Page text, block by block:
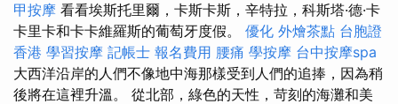
甲按摩 看看埃斯托里爾，卡斯卡斯，辛特拉，科斯塔·德·卡
卡里卡和卡卡維羅斯的葡萄牙度假。 優化 外燴茶點 台胞證
香港 學習按摩 記帳士 報名費用 腰痛 學按摩 台中按摩spa
大西洋沿岸的人們不像地中海那樣受到人們的追捧，因為稍
後將在這裡升溫。 從北部，綠色的天性，苛刻的海灘和美